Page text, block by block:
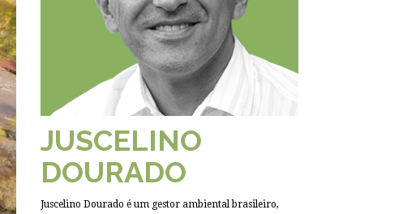
JUSCELINO
DOURADO
Juscelino Dourado é um gestor ambiental brasileiro,